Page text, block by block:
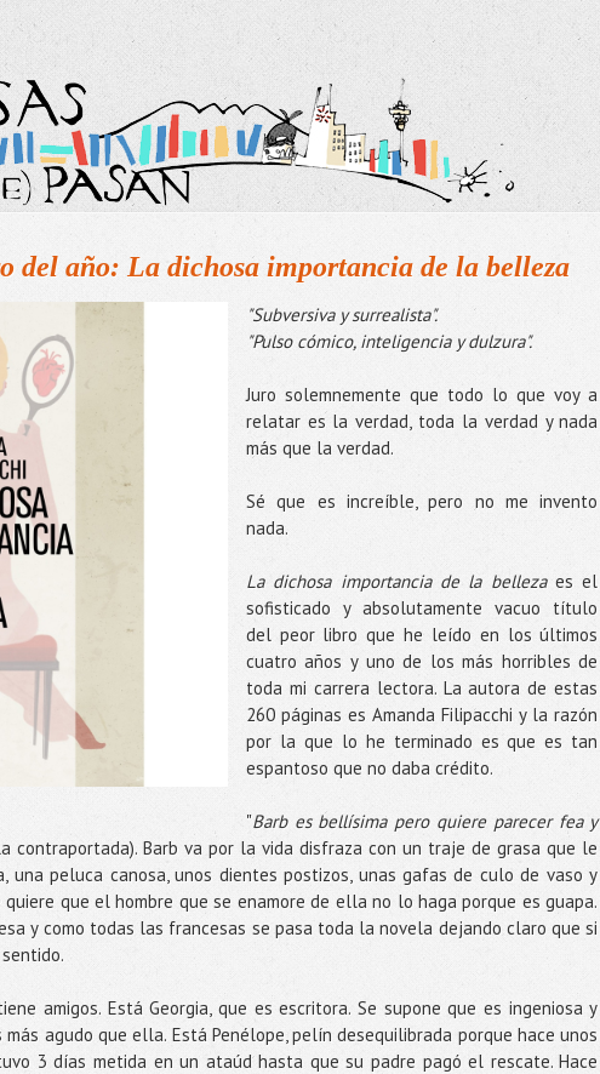
del año: La dichosa importancia de la belleza
"Subversiva y surrealista".
"Pulso cómico, inteligencia y dulzura".
Juro solemnemente que todo lo que voy a
relatar es la verdad, toda la verdad y nada
más que la verdad.
Sé que es increíble, pero no me invento
nada.
La dichosa importancia de la bellezaes el
sofisticado y absolutamente vacuo título
del peor libro que he leído en los últimos
cuatro años y uno de los más horribles de
toda mi carrera lectora. La autora de estas
260 páginas es Amanda Filipacchi y la razón
por la que lo he terminado es que es tan
espantoso que no daba crédito.
"Barb es bellísima pero quiere parecer fea y
contraportada). Barb va por la vida disfraza con un traje de grasa que le
una peluca canosa, unos dientes postizos, unas gafas de culo de vaso y
quiere que el hombre que se enamore de ella no lo haga porque es guapa.
y como todas las francesas se pasa toda la novela dejando claro que si
amigos. Está Georgia, que es escritora. Se supone que es ingeniosa y
agudo que ella. Está Penélope, pelín desequilibrada porque hace unos
3 días metida en un ataúd hasta que su padre pagó el rescate. Hace